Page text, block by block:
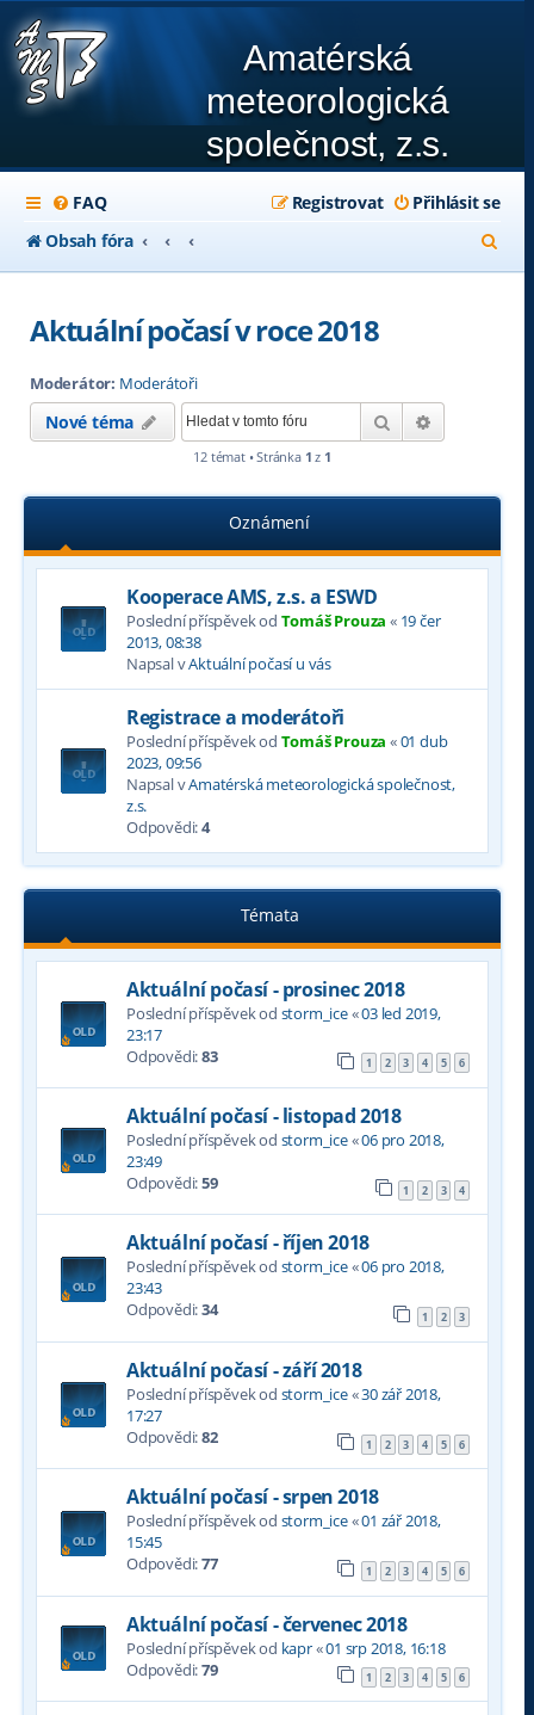
Amatérská
meteorologická
společnost, z.s.
FAQ Přihlásit se
Registrovat
Obsah fóra
l
Aktuální počasí v roce 2018
Moderátor: Moderátoři
Nové téma Hledat
12 témat • Stránka 1 z 1
Oznámení
Kooperace AMS, z.s. a ESWD
Poslední příspěvek od Tomáš Prouza « 19 čer
2013, 08:38
Napsal vAktuální počasí u vás
Registrace a moderátoři
Poslední příspěvek od Tomáš Prouza «01 dub
2023, 09:56
Napsal vAmatérská meteorologická společnost,
z.s.
Odpovědi:4
Témata
Aktuální počasí - prosinec 2018
Poslední příspěvek od storm_ice«03 led 2019,
23:17
Odpovědi:83 1 2 3 4 5 6
Aktuální počasí - listopad 2018
Poslední příspěvek od storm_ice«06 pro 2018,
23:49
Odpovědi:59 1 2 3 4
Aktuální počasí - říjen 2018
Poslední příspěvek od storm_ice«06 pro 2018,
23:43
Odpovědi:34 1 2 3
Aktuální počasí - září 2018
Poslední příspěvek od storm_ice«30 zář 2018,
17:27
Odpovědi:82 1 2 3 4 5 6
Aktuální počasí - srpen 2018
Poslední příspěvek od storm_ice«01 zář 2018,
15:45
Odpovědi:77 1 2 3 4 5 6
Aktuální počasí - červenec 2018
Poslední příspěvek od kapr«01 srp 2018, 16:18
Odpovědi:79 1 2 3 4 5 6